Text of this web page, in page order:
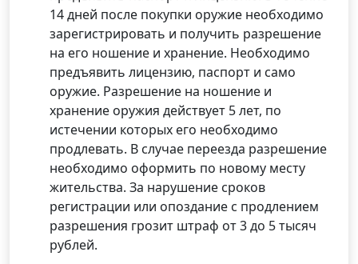
14 дней после покупки оружие необходимо
зарегистрировать и получить разрешение
на его ношение и хранение. Необходимо
предъявить лицензию, паспорт и само
оружие. Разрешение на ношение и
хранение оружия действует 5 лет, по
истечении которых его необходимо
продлевать. В случае переезда разрешение
необходимо оформить по новому месту
жительства. За нарушение сроков
регистрации или опоздание с продлением
разрешения грозит штраф от 3 до 5 тысяч
рублей.